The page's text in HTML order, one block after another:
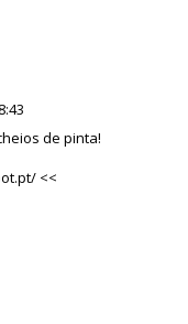
de pinta!
<<